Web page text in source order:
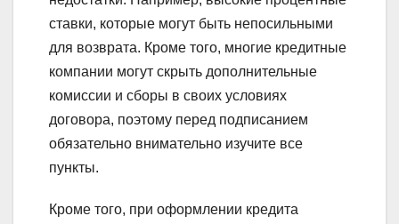
ставки, которые могут быть непосильными
для возврата. Кроме того, многие кредитные
компании могут скрыть дополнительные
комиссии и сборы в своих условиях
договора, поэтому перед подписанием
обязательно внимательно изучите все
пункты.
Кроме того, при оформлении кредита